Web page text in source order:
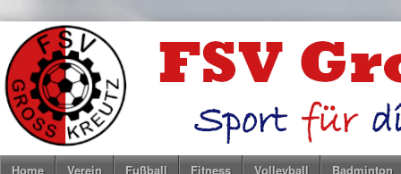
Home Verein Fußball Fitness Volleyball Badminton